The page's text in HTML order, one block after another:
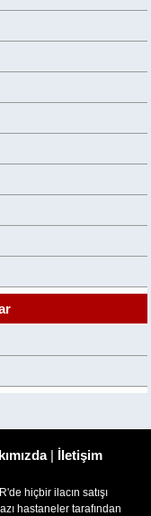
| İletişim
hiçbir ilacın satışı
hastaneler tarafından